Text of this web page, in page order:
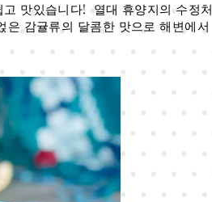
맛있습니다! 열대 휴양지의 수정처
감귤류의 달콤한 맛으로 해변에서